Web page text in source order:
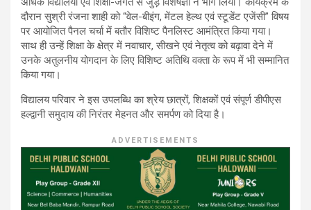
दौरान सुश्री रंजना शाही को “वेल-बीइंग, मेंटल हेल्थ एवं स्टूडेंट एजेंसी” विषय
पर आयोजित पैनल चर्चा में बतौर विशिष्ट पैनलिस्ट आमंत्रित किया गया।
साथ ही उन्हें शिक्षा के क्षेत्र में नवाचार, सीखने एवं नेतृत्व को बढ़ावा देने में
उनके अतुलनीय योगदान के लिए विशिष्ट अतिथि वक्ता के रूप में भी सम्मानित
किया गया।
विद्यालय परिवार ने इस उपलब्धि का श्रेय छात्रों, शिक्षकों एवं संपूर्ण डीपीएस
हल्द्वानी समुदाय की निरंतर मेहनत और समर्पण को दिया है।
ADVERTISEMENTS